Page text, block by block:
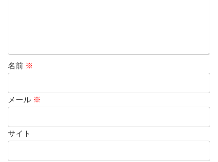
名前 ※
メール ※
サイト